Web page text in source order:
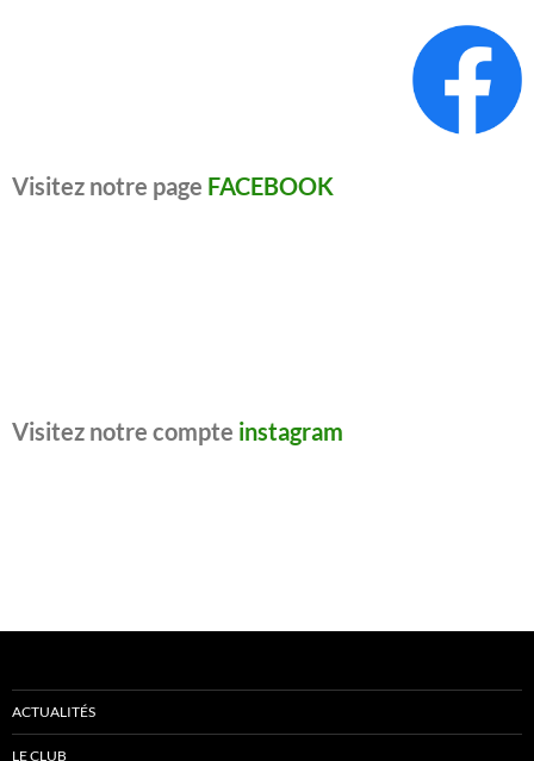
Visitez notre page FACEBOOK
Visitez notre compte instagram
ACTUALITÉS
LE CLUB